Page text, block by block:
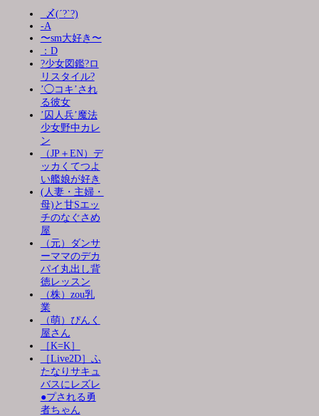
_〆(´?`?)
-A
〜sm大好き〜
：D
?少女図鑑?ロ
リスタイル?
’◯コキ’され
る彼女
’囚人兵’魔法
少女野中カレ
ン
（JP＋EN）デ
ッカくてつよ
い艦娘が好き
(人妻・主婦・
母)と甘Sエッ
チのなぐさめ
屋
（元）ダンサ
ーママのデカ
パイ丸出し背
徳レッスン
（株）zou乳
業
（萌）ぴんく
屋さん
［K=K］
［Live2D］ふ
たなりサキュ
バスにレズレ
●プされる勇
者ちゃん